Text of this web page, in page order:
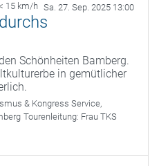
15 km/h Sa. 27. Sep. 2025 13:00
Schönheiten Bamberg.
in gemütlicher
& Kongress Service,
Tourenleitung: Frau TKS